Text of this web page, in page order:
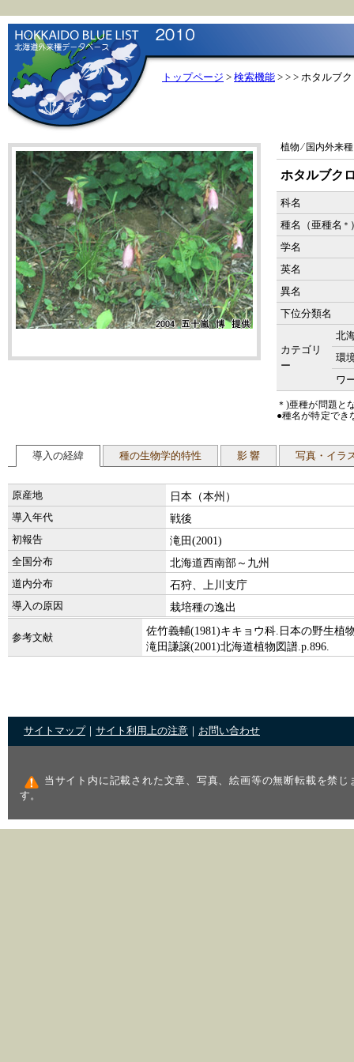
トップページ > 検索機能 > > > ホタルブ
植物 ⁄ 国内外来種
ホタルブク
科名
種名（亜種名 ＊
学名
英名
異名
下位分類名
カテゴリ
ー
北
環
ワ
＊)亜種が問題と
●種名が特定でき
導入の経緯 種の生物学的特性 影 響 写真・イラ
原産地 日本（本州）
導入年代 戦後
初報告 滝田(2001)
全国分布 北海道西南部～九州
道内分布 石狩、上川支庁
導入の原因 栽培種の逸出
参考文献
佐竹義輔(1981)キキョウ科.日本の野生植
滝田謙譲(2001)北海道植物図譜.p.896.
サイトマップ サイト利用上の注意 お問い合わせ
当サイト内に記載された文章、写真、絵画等の無断転載を禁じ
す。